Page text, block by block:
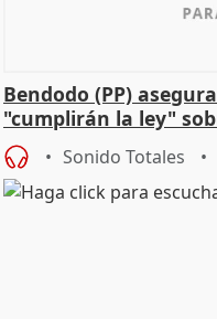
Bendodo (PP)
"cumplirán la ley"
Sonido Totales